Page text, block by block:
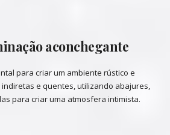
aconchegante
para criar um ambiente rústico e
e quentes, utilizando abajures,
para criar uma atmosfera intimista.